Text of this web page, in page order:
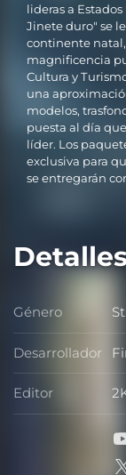
lideras a
Jinete duro" se
continente
magnificencia
Cultura y
una
modelos,
puesta al día
líder. Los
exclusiva para
se entregarán
Género
Desarrollador
Editor